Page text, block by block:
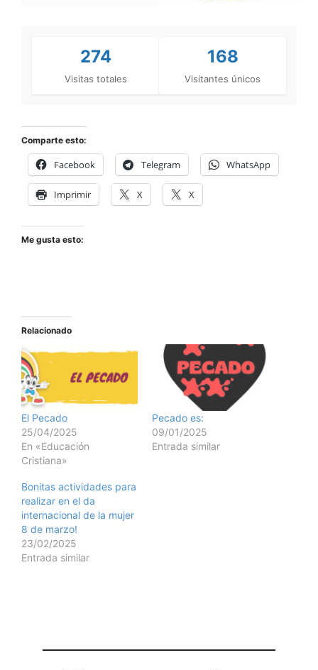
274
Visitas totales
168
Visitantes únicos
Comparte esto:
Facebook Telegram WhatsApp
Imprimir X X
Me gusta esto:
Relacionado
El Pecado
25/04/2025
En «Educación
Cristiana»
Pecado es:
09/01/2025
Entrada similar
Bonitas actividades para
realizar en el da
internacional de la mujer
8 de marzo!
23/02/2025
Entrada similar